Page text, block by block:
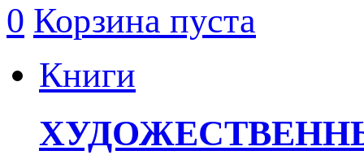
0 Корзина пуста
Книги